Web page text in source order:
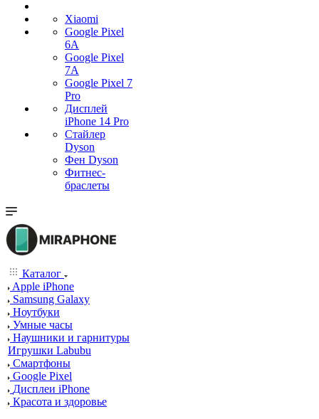
Xiaomi
Google Pixel
6A
Google Pixel
7А
Google Pixel 7
Pro
Дисплей
iPhone 14 Pro
Стайлер
Dyson
Фен Dyson
Фитнес-
браслеты
Каталог
Apple iPhone
Samsung Galaxy
Ноутбуки
Умные часы
Наушники и гарнитуры
Игрушки Labubu
Смартфоны
Google Pixel
Дисплеи iPhone
Красота и здоровье